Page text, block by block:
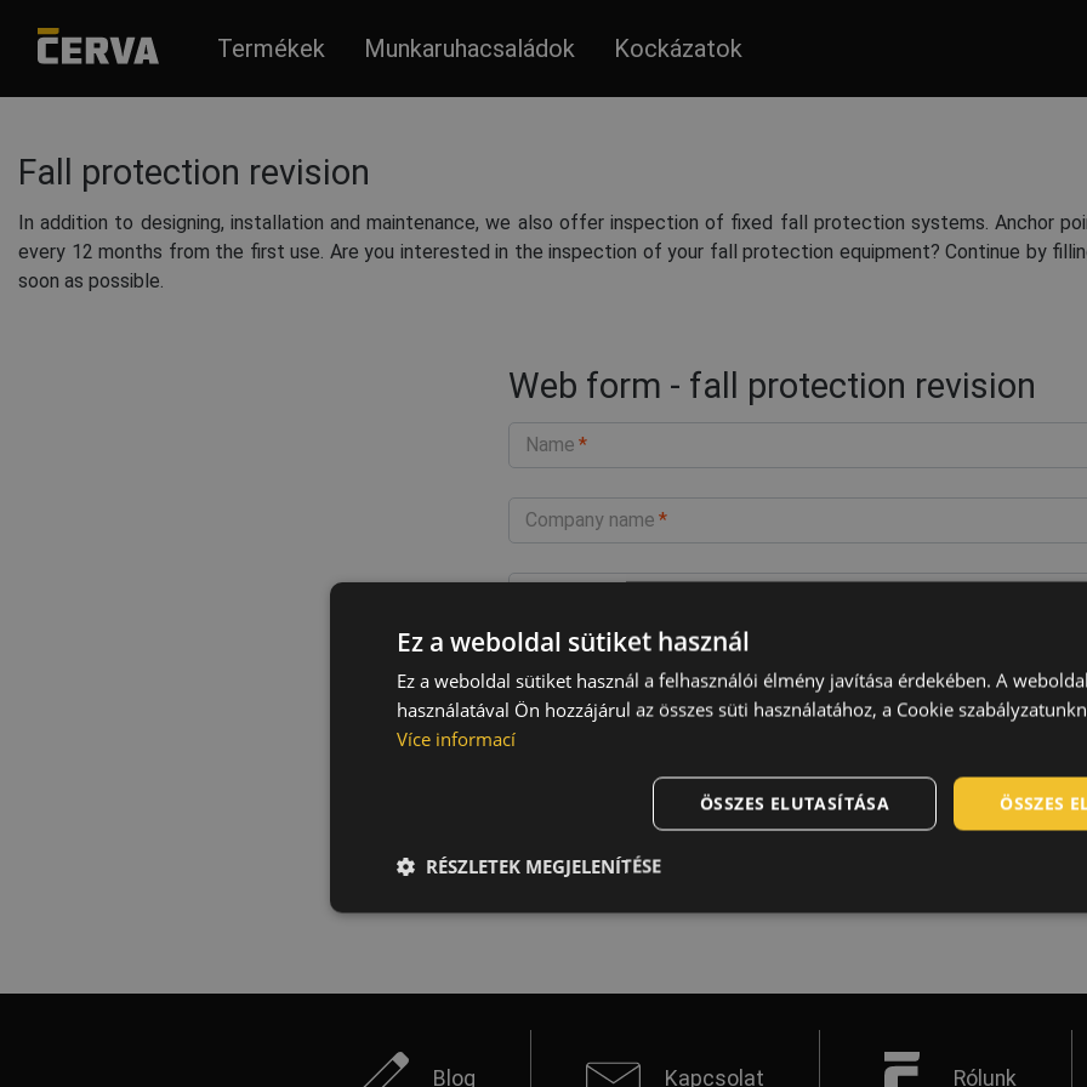
Termékek Munkaruhacsaládok Kockázatok
Fall protection revision
In addition to designing, installation and maintenance, we also offer inspection of fixed fall protection systems. Anchor
every 12 months from the first use. Are you interested in the inspection of your fall protection equipment? Continue by
soon as possible.
Web form - fall protection revision
Name
Company name
Phone number
Blog Kapcsolat Rólunk
Ez a weboldal sütiket használ
Ez a weboldal sütiket használ a felhasználói élmény javítása érdekében. A
használatával Ön hozzájárul az összes süti használatához, a Cookie
Více informací
ÖSSZES
ÖSSZES ELUTASÍTÁSA
RÉSZLETEK MEGJELENÍTÉSE